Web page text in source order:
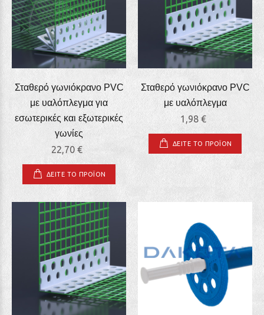
Σταθερό γωνιόκρανο PVC
με υαλόπλεγμα για
εσωτερικές και εξωτερικές
γωνίες
22,70 €
ΔΕΙΤΕ ΤΟ ΠΡΟΪΟΝ
Σταθερό γωνιόκρανο PVC
με υαλόπλεγμα
1,98 €
ΔΕΙΤΕ ΤΟ ΠΡΟΪΟΝ